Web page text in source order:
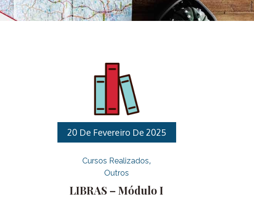
20 De Fevereiro De 2025
Cursos Realizados
Outros
LIBRAS – Módulo I